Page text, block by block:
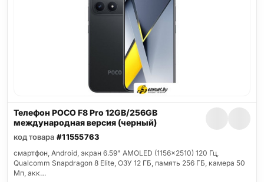
Телефон POCO F8 Pro 12GB/256GB
международная версия (черный)
код товара #11555763
смартфон, Android, экран 6.59" AMOLED (1156x2510) 120 Гц,
Qualcomm Snapdragon 8 Elite, ОЗУ 12 ГБ, память 256 ГБ, камера 50
Мп, акк…